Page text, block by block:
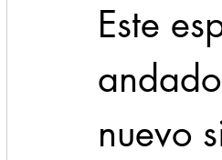
Este
nuevo